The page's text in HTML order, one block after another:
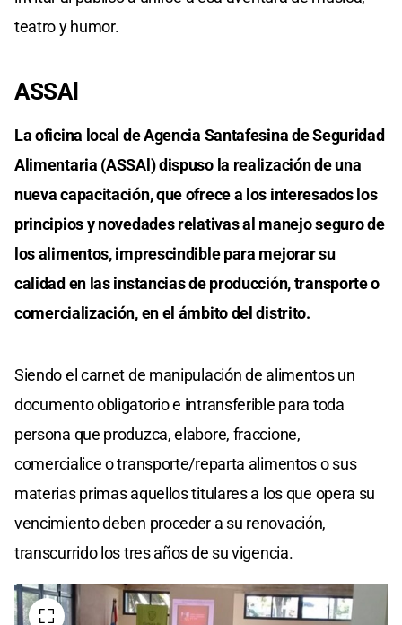
teatro y humor.
ASSAl
La oficina local de Agencia Santafesina de Seguridad
Alimentaria (ASSAl) dispuso la realización de una
nueva capacitación, que ofrece a los interesados los
principios y novedades relativas al manejo seguro de
los alimentos, imprescindible para mejorar su
calidad en las instancias de producción, transporte o
comercialización, en el ámbito del distrito.
Siendo el carnet de manipulación de alimentos un
documento obligatorio e intransferible para toda
persona que produzca, elabore, fraccione,
comercialice o transporte/reparta alimentos o sus
materias primas aquellos titulares a los que opera su
vencimiento deben proceder a su renovación,
transcurrido los tres años de su vigencia.